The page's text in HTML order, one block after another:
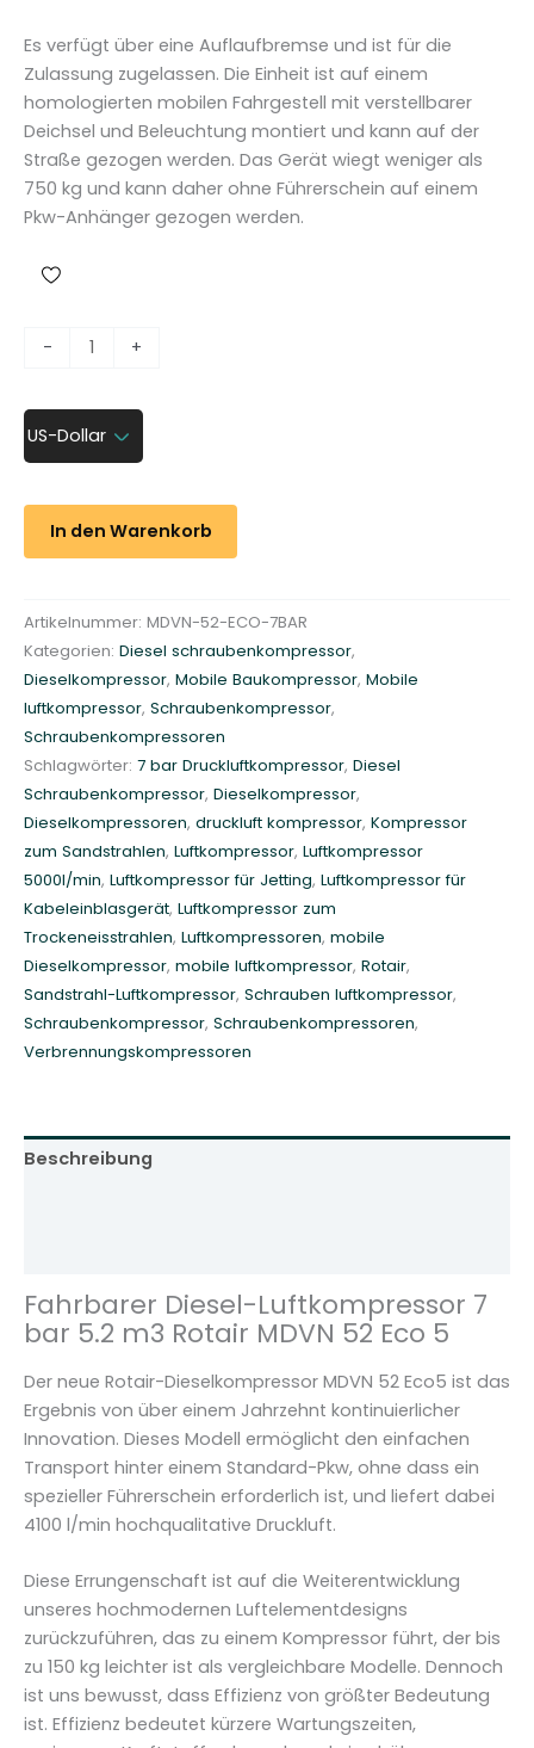
Es verfügt über eine Auflaufbremse und ist für die
Zulassung zugelassen. Die Einheit ist auf einem
homologierten mobilen Fahrgestell mit verstellbarer
Deichsel und Beleuchtung montiert und kann auf der
Straße gezogen werden. Das Gerät wiegt weniger als
750 kg und kann daher ohne Führerschein auf einem
Pkw-Anhänger gezogen werden.
-
s
e
B
o
m
p
r
e
s
s
o
r
7
b
a
r
5
m
3
t
a
V
N
5
2
E
c
5
e
+
US-Dollar
In den Warenkorb
Artikelnummer: MDVN-52-ECO-7BAR
Kategorien: Diesel schraubenkompressor,
Dieselkompressor, Mobile Baukompressor, Mobile
luftkompressor, Schraubenkompressor,
Schraubenkompressoren
Schlagwörter: 7 bar Druckluftkompressor, Diesel
Schraubenkompressor, Dieselkompressor,
Dieselkompressoren, druckluft kompressor, Kompressor
zum Sandstrahlen, Luftkompressor, Luftkompressor
5000l/min, Luftkompressor für Jetting, Luftkompressor für
Kabeleinblasgerät, Luftkompressor zum
Trockeneisstrahlen, Luftkompressoren, mobile
Dieselkompressor, mobile luftkompressor, Rotair,
Sandstrahl-Luftkompressor, Schrauben luftkompressor,
Schraubenkompressor, Schraubenkompressoren,
Verbrennungskompressoren
Beschreibung
Fahrbarer Diesel-Luftkompressor 7
bar 5.2 m3 Rotair MDVN 52 Eco 5
Der neue Rotair-Dieselkompressor MDVN 52 Eco5 ist das
Ergebnis von über einem Jahrzehnt kontinuierlicher
Innovation. Dieses Modell ermöglicht den einfachen
Transport hinter einem Standard-Pkw, ohne dass ein
spezieller Führerschein erforderlich ist, und liefert dabei
4100 l/min hochqualitative Druckluft.
Diese Errungenschaft ist auf die Weiterentwicklung
unseres hochmodernen Luftelementdesigns
zurückzuführen, das zu einem Kompressor führt, der bis
zu 150 kg leichter ist als vergleichbare Modelle. Dennoch
ist uns bewusst, dass Effizienz von größter Bedeutung
ist. Effizienz bedeutet kürzere Wartungszeiten,